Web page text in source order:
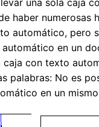
una sóla caja
haber numerosas
automático, pero
en un
caja con texto
palabras: No es
en un